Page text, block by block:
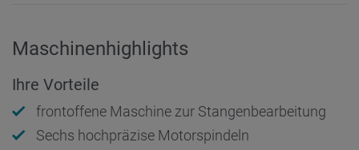
Maschinenhighlights
Ihre Vorteile
frontoffene Maschine zur Stangenbearbeitung
Sechs hochpräzise Motorspindeln